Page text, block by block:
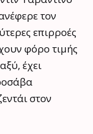
τον
επιρροές
φόρο τιμής
έχει
στον